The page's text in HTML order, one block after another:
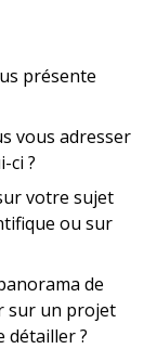
présente
vous adresser
ci ?
votre sujet
ou sur
de
sur un projet
détailler ?